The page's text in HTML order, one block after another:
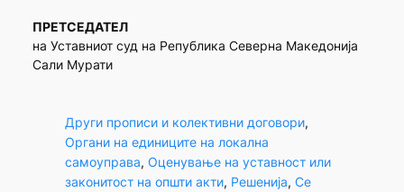
ПРЕТСЕДАТЕЛ
на Уставниот суд на Република Северна Македонија
Сали Мурати
Други прописи и колективни договори
Органи на единиците на локална
самоуправа, Оценување на уставност или
законитост на општи акти, Решенија, Се